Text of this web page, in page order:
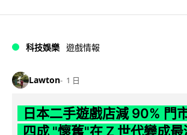
科技娛樂 遊戲情報
Lawton 1 日
日本二手遊戲店減 90% 門
四成 "懷舊"在 Z 世代變成